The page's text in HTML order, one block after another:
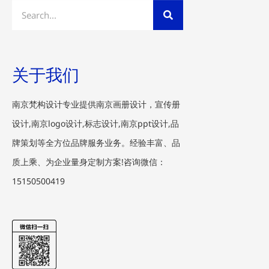
Search
关于我们
南京梵构设计专业提供南京画册设计，宣传册
设计,南京logo设计,标志设计,南京ppt设计,品
牌策划等全方位品牌服务业务。经验丰富、品
质上乘、为企业量身定制方案!咨询微信：
15150500419